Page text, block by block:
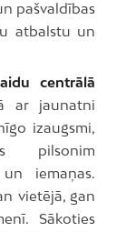
pašvaldības
atbalstu un
centrālā
ar jaunatni
izaugsmi,
pilsonim
un iemaņas.
vietējā, gan
Sākoties